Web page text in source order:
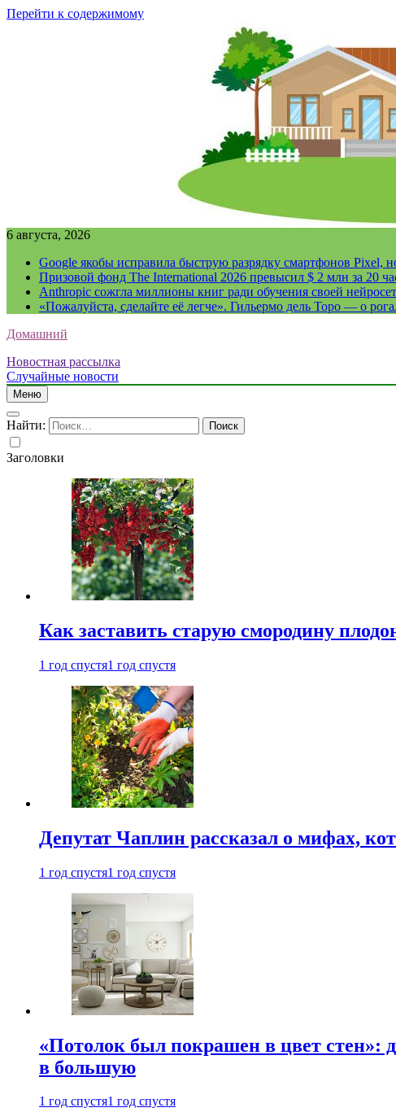
Перейти к содержимому
6 августа, 2026
Google якобы исправила быструю разрядку смартфонов Pixel,
Призовой фонд The International 2026 превысил $ 2 млн за 20
Anthropic сожгла миллионы книг ради обучения своей
«Пожалуйста, сделайте её легче». Гильермо дель Торо — о
Домашний
Новостная рассылка
Случайные новости
Меню
Найти:
Заголовки
Как заставить старую смородину
1 год спустя1 год спустя
Депутат Чаплин рассказал о мифах,
1 год спустя1 год спустя
«Потолок был покрашен в цвет стен»:
в большую
1 год спустя1 год спустя